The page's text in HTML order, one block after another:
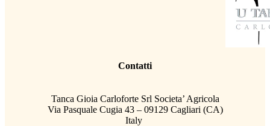
Contatti
Tanca Gioia Carloforte Srl Societa’ Agricola
Via Pasquale Cugia 43 – 09129 Cagliari (CA)
Italy